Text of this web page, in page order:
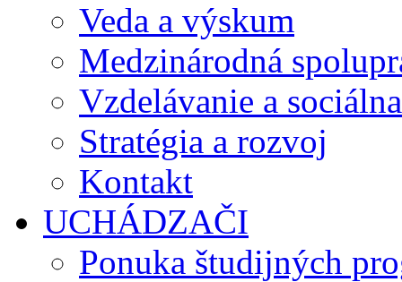
Veda a výskum
Medzinárodná
Vzdelávanie a
Stratégia a rozvoj
Kontakt
UCHÁDZAČI
Ponuka študijných